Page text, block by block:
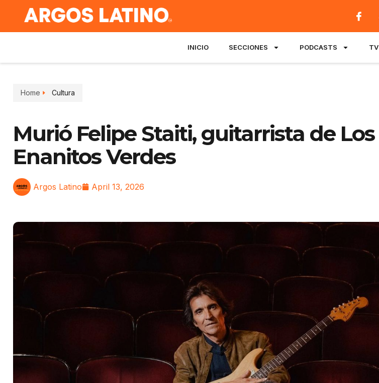
INICIO SECCIONES PODCASTS TV
Home Cultura
Murió Felipe Staiti, guitarrista de Los
Enanitos Verdes
Argos Latino April 13, 2026